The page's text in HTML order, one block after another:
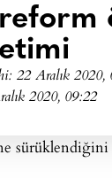
reform
22 Aralık 2020,
2020, 09:22